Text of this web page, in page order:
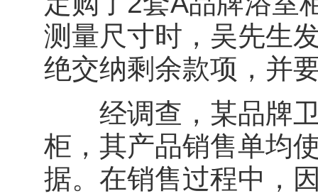
测量尺寸时，吴先生
绝交纳剩余款项，并
经调查，某品牌卫
柜，其产品销售单均
据。在销售过程中，